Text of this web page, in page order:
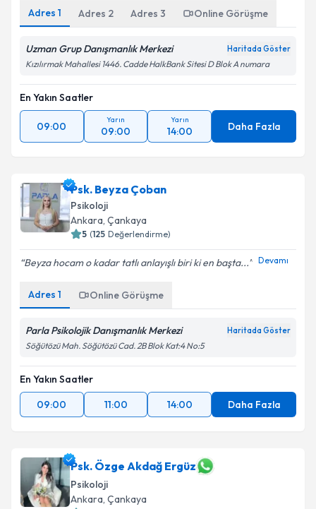
Adres 1 Adres 2 Adres 3 Online Görüşme
Uzman Grup Danışmanlık Merkezi Haritada Göster
Kızılırmak Mahallesi 1446. Cadde HalkBank Sitesi D Blok A numara
En Yakın Saatler
09:00
Yarın
09:00
Yarın
14:00 Daha Fazla
Psk. Beyza Çoban
Psikoloji
Ankara, Çankaya
5 (125 Değerlendirme)
Beyza hocam o kadar tatlı anlayışlı biri ki en başta... Devamı
Adres 1 Online Görüşme
Parla Psikolojik Danışmanlık Merkezi Haritada Göster
Söğütözü Mah. Söğütözü Cad. 2B Blok Kat:4 No:5
En Yakın Saatler
09:00
11:00 14:00 Daha Fazla
Psk. Özge Akdağ Ergüz
Psikoloji
Ankara, Çankaya